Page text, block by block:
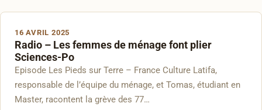
16 AVRIL 2025
Radio – Les femmes de ménage font plier
Sciences-Po
Episode Les Pieds sur Terre – France Culture Latifa,
responsable de l’équipe du ménage, et Tomas, étudiant en
Master, racontent la grève des 77…